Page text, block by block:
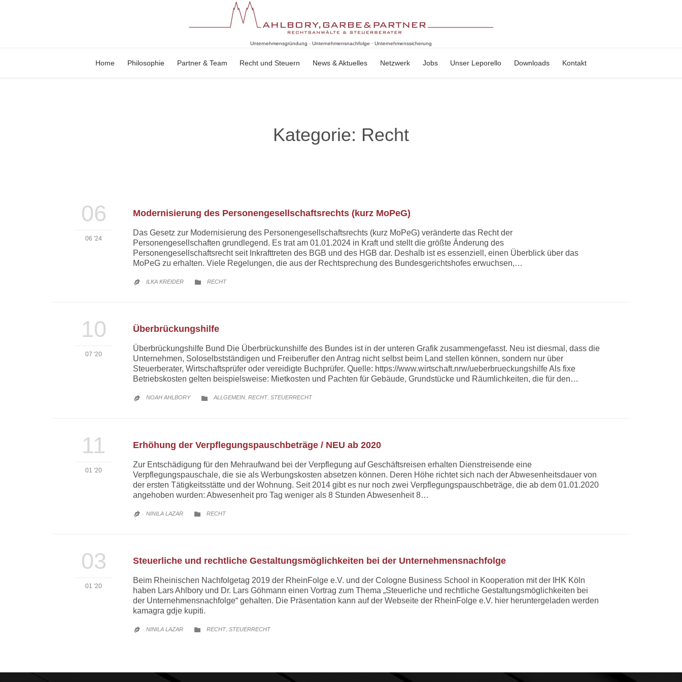
Unternehmensgründung · Unternehmensnachfolge · Unternehmenssicherung
to
Home Philosophie Partner & Team Recht und Steuern News & Aktuelles Netzwerk Jobs Unser Leporello Downloads Kontakt
Kategorie: Recht
06
06 '24
Modernisierung des Personengesellschaftsrechts (kurz MoPeG)
Das Gesetz zur Modernisierung des Personengesellschaftsrechts (kurz MoPeG) veränderte das Recht der
Personengesellschaften grundlegend. Es trat am 01.01.2024 in Kraft und stellt die größte Änderung des
Personengesellschaftsrecht seit Inkrafttreten des BGB und des HGB dar. Deshalb ist es essenziell, einen Überblick über das
MoPeG zu erhalten. Viele Regelungen, die aus der Rechtsprechung des Bundesgerichtshofes erwuchsen,…
 ILKA KREIDER  CATEGORY
RECHT
10
07 '20
Überbrückungshilfe
Überbrückungshilfe Bund Die Überbrückunshilfe des Bundes ist in der unteren Grafik zusammengefasst. Neu ist diesmal, dass die
Unternehmen, Soloselbstständigen und Freiberufler den Antrag nicht selbst beim Land stellen können, sondern nur über
Steuerberater, Wirtschaftsprüfer oder vereidigte Buchprüfer. Quelle: https://www.wirtschaft.nrw/ueberbrueckungshilfe Als fixe
Betriebskosten gelten beispielsweise: Mietkosten und Pachten für Gebäude, Grundstücke und Räumlichkeiten, die für den…
 NOAH AHLBORY  CATEGORY
ALLGEMEIN, RECHT, STEUERRECHT
11
01 '20
Erhöhung der Verpflegungspauschbeträge / NEU ab 2020
Zur Entschädigung für den Mehraufwand bei der Verpflegung auf Geschäftsreisen erhalten Dienstreisende eine
Verpflegungspauschale, die sie als Werbungskosten absetzen können. Deren Höhe richtet sich nach der Abwesenheitsdauer von
der ersten Tätigkeitsstätte und der Wohnung. Seit 2014 gibt es nur noch zwei Verpflegungspauschbeträge, die ab dem 01.01.2020
angehoben wurden: Abwesenheit pro Tag weniger als 8 Stunden Abwesenheit 8…
 NINILA LAZAR  CATEGORY
RECHT
03
01 '20
Steuerliche und rechtliche Gestaltungsmöglichkeiten bei der Unternehmensnachfolge
Beim Rheinischen Nachfolgetag 2019 der RheinFolge e.V. und der Cologne Business School in Kooperation mit der IHK Köln
haben Lars Ahlbory und Dr. Lars Göhmann einen Vortrag zum Thema „Steuerliche und rechtliche Gestaltungsmöglichkeiten bei
der Unternehmensnachfolge“ gehalten. Die Präsentation kann auf der Webseite der RheinFolge e.V. hier heruntergeladen werden
kamagra gdje kupiti.
 NINILA LAZAR  CATEGORY
RECHT, STEUERRECHT